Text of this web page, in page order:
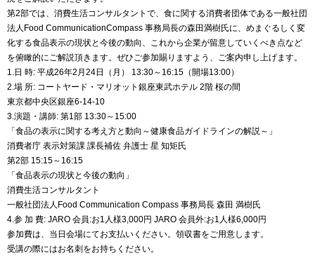
第2部では、消費生活コンサルタントで、食に関する消費者団体である一般社団
法人Food CommunicationCompass 事務局長の森田満樹氏に、めまぐるしく変
化する食品表示の現状と今後の動向、これから企業が留意していくべき点など
を俯瞰的にご解説頂きます。ぜひご参加賜りますよう、ご案内申し上げます。
1.日 時: 平成26年2月24日（月） 13:30～16:15（開場13:00）
2.場 所: コートヤード・マリオット銀座東武ホテル 2階 桜の間
東京都中央区銀座6-14-10
3.演題・講師: 第1部 13:30～15:00
「食品の表示に関する考え方と動向～健康食品ガイドラインの解説～」
消費者庁 表示対策課 課長補佐 弁護士 星 知矩氏
第2部 15:15～16:15
「食品表示の現状と今後の動向」
消費生活コンサルタント
一般社団法人Food Communication Compass 事務局長 森田 満樹氏
4.参 加 費: JARO 会員:お1人様3,000円 JARO 会員外:お1人様6,000円
参加費は、当日会場にてお支払いください。領収書をご用意します。
受講の際にはお名刺をお持ちください。